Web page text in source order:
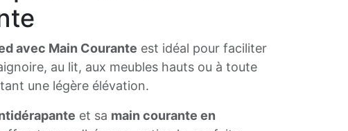
avec Main Courante est idéal pour faciliter
au lit, aux meubles hauts ou à toute
une légère élévation.
et sa main courante en